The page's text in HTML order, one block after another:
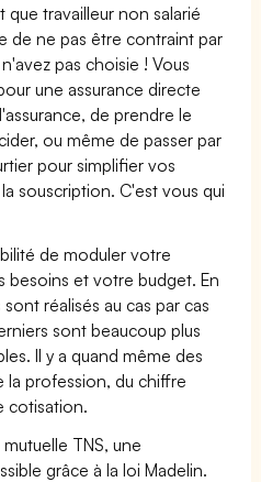
travailleur non salarié
de ne pas être contraint par
pas choisie ! Vous
une assurance directe
de prendre le
ou même de passer par
pour simplifier vos
souscription. C'est vous qui
de moduler votre
besoins et votre budget. En
réalisés au cas par cas
sont beaucoup plus
Il y a quand même des
profession, du chiffre
cotisation.
TNS, une
grâce à la loi Madelin.